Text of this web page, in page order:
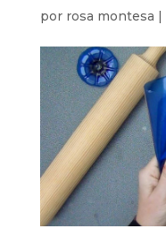
por rosa montesa |